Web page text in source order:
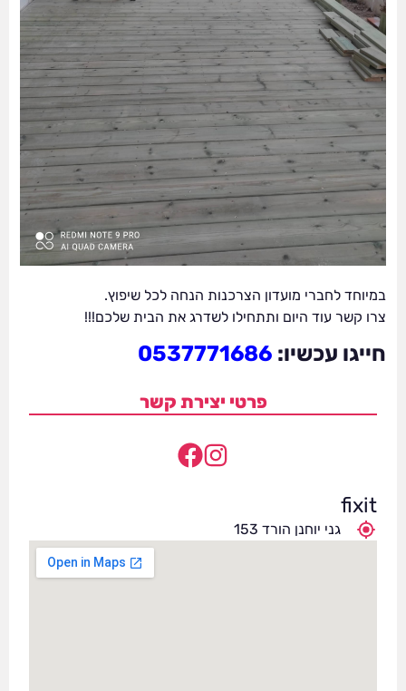
במיוחד לחברי מועדון הצרכנות הנחה לכל שיפוץ.
צרו קשר עוד היום ותתחילו לשדרג את הבית שלכם!!!
חייגו עכשיו: 0537771686
פרטי יצירת קשר
fixit
גני יוחנן הורד 153